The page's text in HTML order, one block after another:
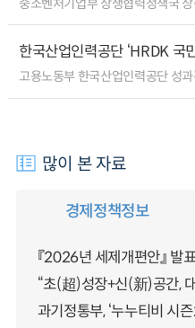
중소벤처기업부 상생협력정책국
한국산업인력공단 ‘HRDK 국
고용노동부 한국산업인력공단 성
많이 본 자료
경제정책정보
『2026년 세제개편안』 발
“초(超)성장+신(新)공간,
과기정통부, ‘누누티비 시